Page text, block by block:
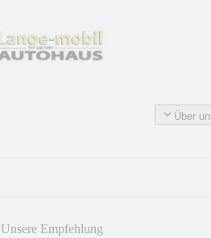
Über
Unsere Empfehlung